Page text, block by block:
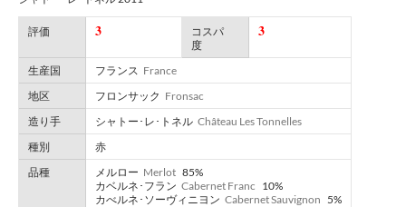
評価 3
コスパ
度
3
生産国 フランス France
地区
フロンサック Fronsac
造り手
シャトー･レ･トネル Château Les Tonnelles
種別
赤
品種
メルロー Merlot 85%
カベルネ･フラン Cabernet Franc 10%
カべルネ･ソーヴィニヨン Cabernet Sauvignon 5%